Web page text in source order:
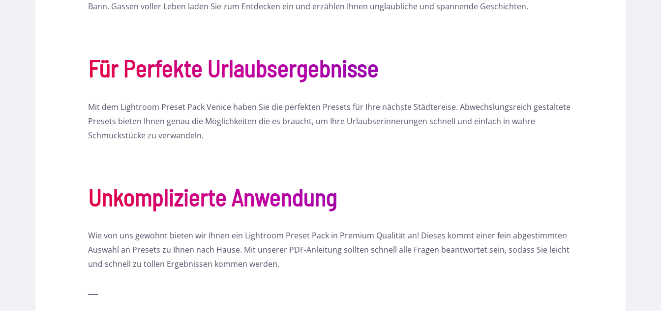
Bann. Gassen voller Leben laden Sie zum Entdecken ein und erzählen Ihnen unglaubliche und spannende Geschichten.
Für Perfekte Urlaubsergebnisse
Mit dem Lightroom Preset Pack Venice haben Sie die perfekten Presets für Ihre nächste Städtereise. Abwechslungsreich gestaltete
Presets bieten Ihnen genau die Möglichkeiten die es braucht, um Ihre Urlaubserinnerungen schnell und einfach in wahre
Schmuckstücke zu verwandeln.
Unkomplizierte Anwendung
Wie von uns gewohnt bieten wir Ihnen ein Lightroom Preset Pack in Premium Qualität an! Dieses kommt einer fein abgestimmten
Auswahl an Presets zu Ihnen nach Hause. Mit unserer PDF-Anleitung sollten schnell alle Fragen beantwortet sein, sodass Sie leicht
und schnell zu tollen Ergebnissen kommen werden.